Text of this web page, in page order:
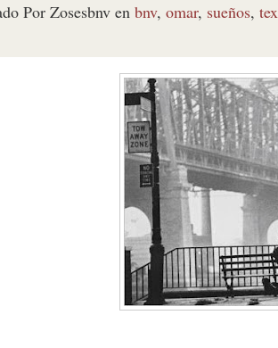
Por Zosesbnv en bnv, omar, sueños,